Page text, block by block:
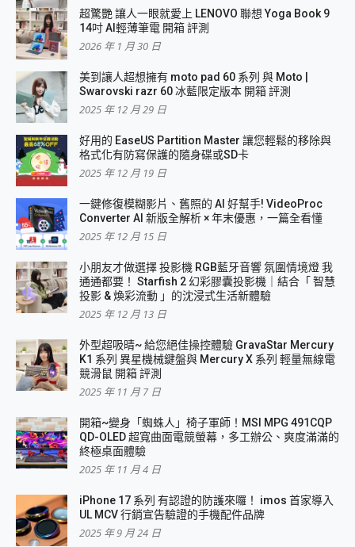
超驚艷 讓人一眼就愛上 LENOVO 聯想 Yoga Book 9
14吋 AI輕薄筆電 開箱 評測
2026 年 1 月 30 日
美到讓人超想擁有 moto pad 60 系列 與 Moto |
Swarovski razr 60 冰藍限定版本 開箱 評測
2025 年 12 月 29 日
好用的 EaseUS Partition Master 讓您輕鬆的移除與
格式化有防寫保護的隨身碟或SD卡
2025 年 12 月 19 日
一鍵修復模糊影片、舊照的 AI 好幫手! VideoProc
Converter AI 新版全解析 × 年末優惠，一篇全看懂
2025 年 12 月 15 日
小朋友才做選擇 投影機 RGB藍牙音響 氛圍情境燈 我
通通都要！ Starfish 2 幻彩膠囊投影機｜結合「 智慧
投影 & 煥彩流動 」的沈浸式生活新體驗
2025 年 12 月 13 日
外型超吸晴~ 給您絕佳操控體驗 GravaStar Mercury
K1 系列 異星機械鍵盤與 Mercury X 系列 輕量無線電
競滑鼠 開箱 評測
2025 年 11 月 7 日
開箱~變身「蜘蛛人」椅子軍師！MSI MPG 491CQP
QD-OLED 超寬曲面電競螢幕，多工辦公、爽度滿滿的
終極桌面體驗
2025 年 11 月 4 日
iPhone 17 系列 有認證的防護來囉！ imos 首家導入
UL MCV 行銷宣告驗證的手機配件品牌
2025 年 9 月 24 日